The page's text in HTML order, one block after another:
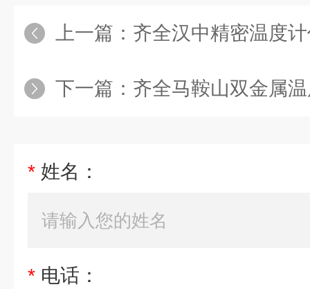
上一篇： 齐全汉中精密温度
下一篇： 齐全马鞍山双金属
* 姓名：
* 电话：